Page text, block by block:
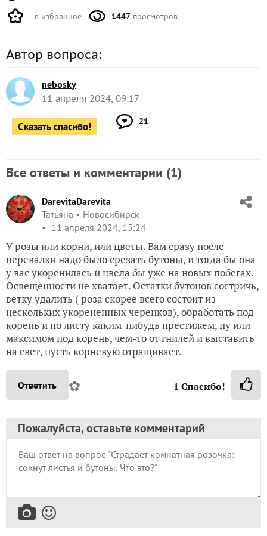
в избранное 1447 просмотров
Автор вопроса:
nebosky
11 апреля 2024, 09:17
Сказать спасибо! 21
Все ответы и комментарии (1)
DarevitaDarevita
Татьяна
Новосибирск
11 апреля 2024, 15:24
У розы или корни, или цветы. Вам сразу после
перевалки надо было срезать бутоны, и тогда бы она
у вас укоренилась и цвела бы уже на новых побегах.
Освещенности не хватает. Остатки бутонов состричь,
ветку удалить ( роза скорее всего состоит из
нескольких укорененных черенков), обработать под
корень и по листу каким-нибудь престижем, ну или
максимом под корень, чем-то от гнилей и выставить
на свет, пусть корневую отращивает.
Ответить ✿ 1 Спасибо!
Пожалуйста, оставьте комментарий